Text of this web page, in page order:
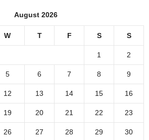
August 2026
W T F S S
1 2
5 6 7 8 9
12 13 14 15 16
19 20 21 22 23
26 27 28 29 30